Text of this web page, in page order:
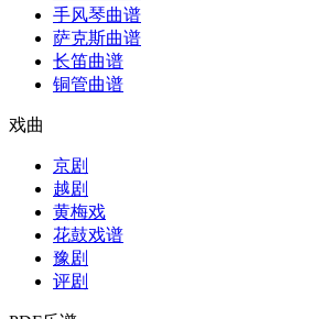
手风琴曲谱
萨克斯曲谱
长笛曲谱
铜管曲谱
戏曲
京剧
越剧
黄梅戏
花鼓戏谱
豫剧
评剧